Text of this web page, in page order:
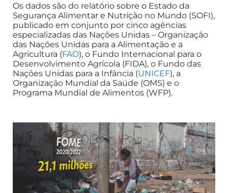
Os dados são do relatório sobre o Estado da
Segurança Alimentar e Nutrição no Mundo (SOFI),
publicado em conjunto por cinco agências
especializadas das Nações Unidas – Organização
das Nações Unidas para a Alimentação e a
Agricultura (FAO), o Fundo Internacional para o
Desenvolvimento Agrícola (FIDA), o Fundo das
Nações Unidas para a Infância (UNICEF), a
Organização Mundial da Saúde (OMS) e o
Programa Mundial de Alimentos (WFP).